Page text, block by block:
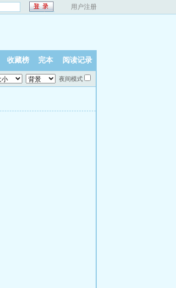
用户注册
收藏榜 完本 阅读记录
夜间模式